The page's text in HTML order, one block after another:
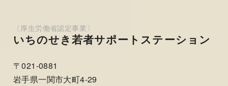
いちのせき若者サポートステーション
〒021-0881
岩手県一関市大町4-29